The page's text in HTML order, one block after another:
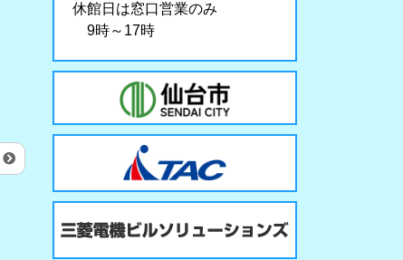
休館日は窓口営業のみ
9時～17時